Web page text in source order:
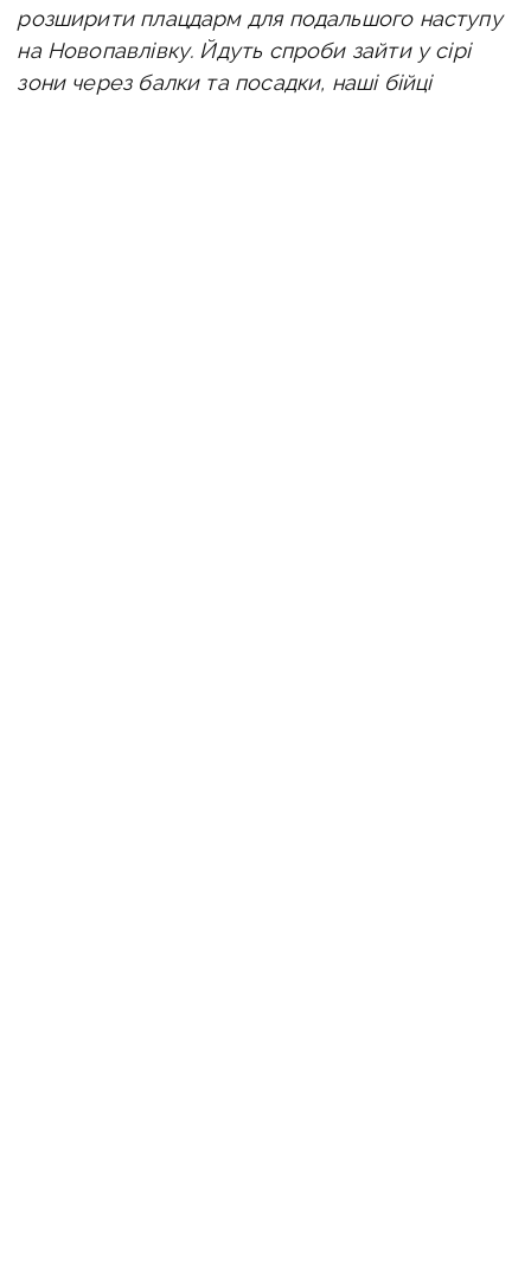
розширити плацдарм для подальшого наступу
на Новопавлівку. Йдуть спроби зайти у сірі
зони через балки та посадки, наші бійці